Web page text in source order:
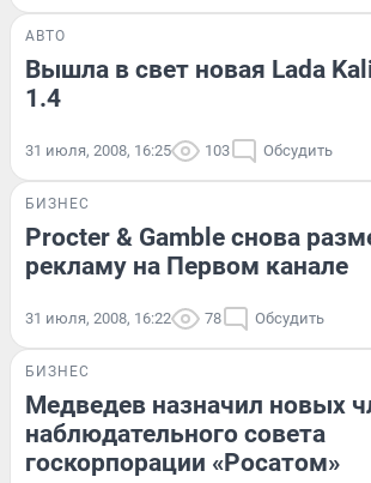
АВТО
Вышла в свет новая Lada
1.4
31 июля, 2008, 16:25 103 Обсудить
БИЗНЕС
Procter & Gamble снова
рекламу на Первом канале
31 июля, 2008, 16:22 78 Обсудить
БИЗНЕС
Медведев назначил новых
наблюдательного совета
госкорпорации «Росатом»